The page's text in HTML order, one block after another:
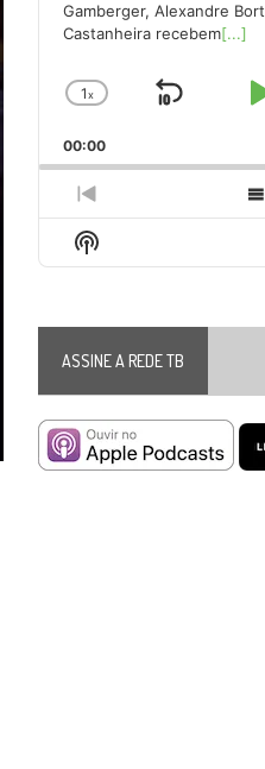
Gamberger, Alexandre
Castanheira recebem[...]
Change
Rate
1x
Skip
00:00
Previous
Episode
Show
Podcast
ASSINE A REDE TB